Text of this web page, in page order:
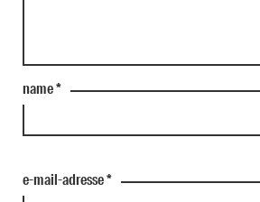
name*
e-mail-adresse*